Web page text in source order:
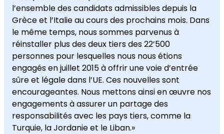
l’ensemble des candidats admissibles depuis la
Grèce et l’Italie au cours des prochains mois. Dans
le même temps, nous sommes parvenus à
réinstaller plus des deux tiers des 22’500
personnes pour lesquelles nous nous étions
engagés en juillet 2015 à offrir une voie d’entrée
sûre et légale dans l’UE. Ces nouvelles sont
encourageantes. Nous mettons ainsi en œuvre nos
engagements à assurer un partage des
responsabilités avec les pays tiers, comme la
Turquie, la Jordanie et le Liban.»